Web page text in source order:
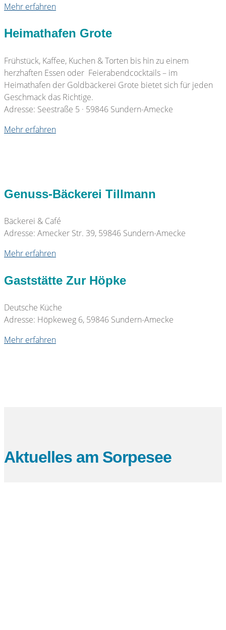
Mehr erfahren
Heimathafen Grote
Frühstück, Kaffee, Kuchen & Torten bis hin zu einem
herzhaften Essen oder Feierabendcocktails – im
Heimathafen der Goldbäckerei Grote bietet sich für jeden
Geschmack das Richtige.
Adresse: Seestraße 5 · 59846 Sundern-Amecke
Mehr erfahren
Genuss-Bäckerei Tillmann
Bäckerei & Café
Adresse: Amecker Str. 39, 59846 Sundern-Amecke
Mehr erfahren
Gaststätte Zur Höpke
Deutsche Küche
Adresse: Höpkeweg 6, 59846 Sundern-Amecke
Mehr erfahren
Aktuelles am Sorpesee